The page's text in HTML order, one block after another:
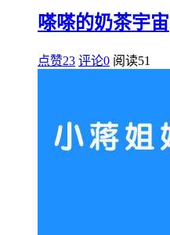
嗏嗏的奶茶宇宙
点赞23 评论0 阅读51